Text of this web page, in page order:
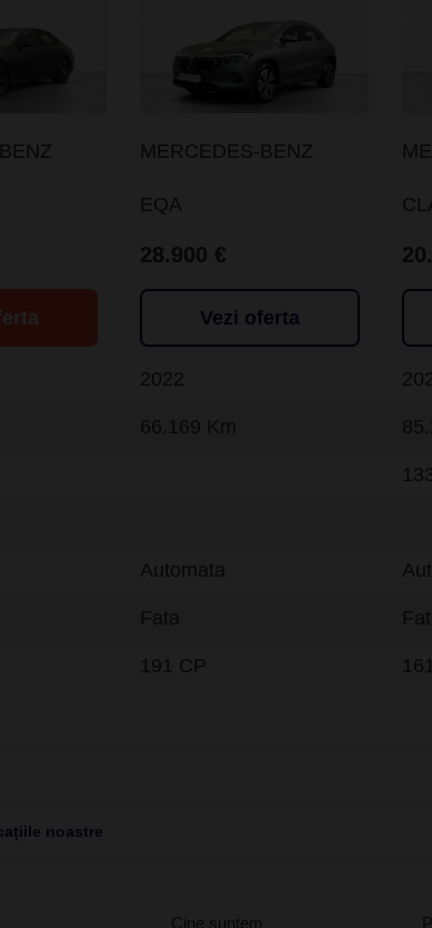
MERCEDES-BENZ
EQA
28.900 €
Vezi oferta
2022
66.169 Km
Automata
Fata
191 CP
noastre
Cine suntem